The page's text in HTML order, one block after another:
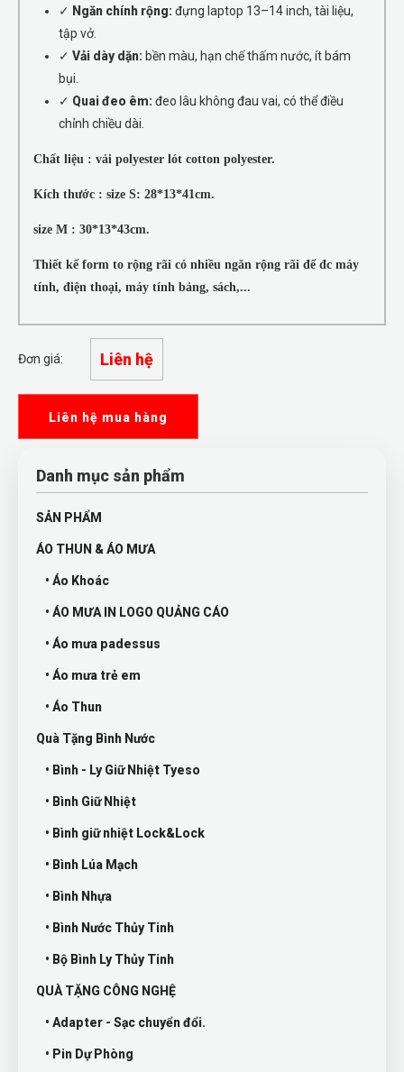
✓ Ngăn chính rộng: đựng laptop 13–14 inch, tài liệu,
tập vở.
✓ Vải dày dặn: bền màu, hạn chế thấm nước, ít bám
bụi.
✓ Quai đeo êm: đeo lâu không đau vai, có thể điều
chỉnh chiều dài.
Chất liệu : vải polyester lót cotton polyester.
Kích thước : size S: 28*13*41cm.
size M : 30*13*43cm.
Thiết kế form to rộng rãi có nhiều ngăn rộng rãi để đc máy
tính, điện thoại, máy tính bảng, sách,...
Đơn giá: Liên hệ
Liên hệ mua hàng
Danh mục sản phẩm
SẢN PHẨM
ÁO THUN & ÁO MƯA
• Áo Khoác
• ÁO MƯA IN LOGO QUẢNG CÁO
• Áo mưa padessus
• Áo mưa trẻ em
• Áo Thun
Quà Tặng Bình Nước
• Bình - Ly Giữ Nhiệt Tyeso
• Bình Giữ Nhiệt
• Bình giữ nhiệt Lock&Lock
• Bình Lúa Mạch
• Bình Nhựa
• Bình Nước Thủy Tinh
• Bộ Bình Ly Thủy Tinh
QUÀ TẶNG CÔNG NGHỆ
• Adapter - Sạc chuyển đổi.
• Pin Dự Phòng